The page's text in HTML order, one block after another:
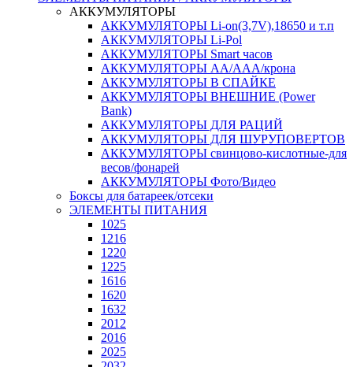
АККУМУЛЯТОРЫ
АККУМУЛЯТОРЫ Li-on(3,7V),18650 и т.п
АККУМУЛЯТОРЫ Li-Pol
АККУМУЛЯТОРЫ Smart часов
АККУМУЛЯТОРЫ АА/ААА/крона
АККУМУЛЯТОРЫ В СПАЙКЕ
АККУМУЛЯТОРЫ ВНЕШНИЕ (Power
Bank)
АККУМУЛЯТОРЫ ДЛЯ РАЦИЙ
АККУМУЛЯТОРЫ ДЛЯ ШУРУПОВЕРТОВ
АККУМУЛЯТОРЫ свинцово-кислотные-для
весов/фонарей
АККУМУЛЯТОРЫ Фото/Видео
Боксы для батареек/отсеки
ЭЛЕМЕНТЫ ПИТАНИЯ
1025
1216
1220
1225
1616
1620
1632
2012
2016
2025